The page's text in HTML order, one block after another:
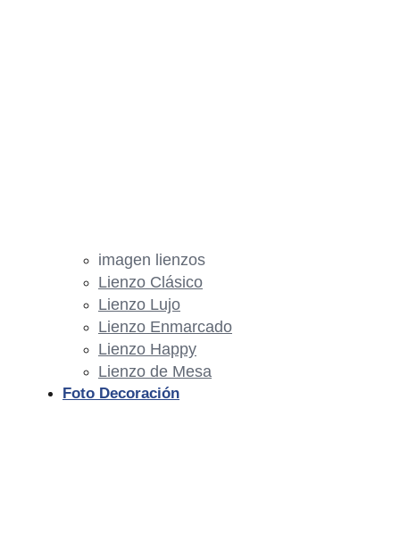
imagen lienzos
Lienzo Clásico
Lienzo Lujo
Lienzo Enmarcado
Lienzo Happy
Lienzo de Mesa
Foto Decoración